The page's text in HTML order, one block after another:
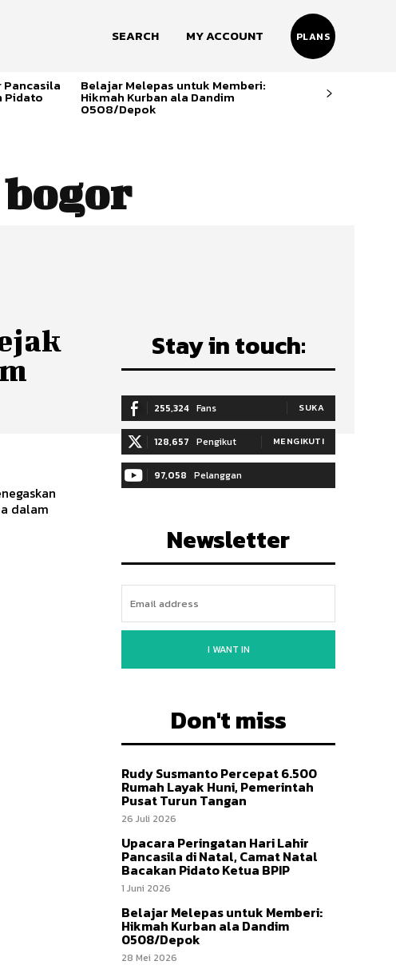
SEARCH MY ACCOUNT PLANS
Pancasila
Pidato
Belajar Melepas untuk Memberi:
Hikmah Kurban ala Dandim
0508/Depok
dalam
Stay in touch:
255,324 Fans SUKA
128,657 Pengikut MENGIKUTI
97,058 Pelanggan
Newsletter
I WANT IN
Don't miss
Rudy Susmanto Percepat 6.500
Rumah Layak Huni, Pemerintah
Pusat Turun Tangan
26 Juli 2026
Upacara Peringatan Hari Lahir
Pancasila di Natal, Camat Natal
Bacakan Pidato Ketua BPIP
1 Juni 2026
Belajar Melepas untuk Memberi:
Hikmah Kurban ala Dandim
0508/Depok
28 Mei 2026